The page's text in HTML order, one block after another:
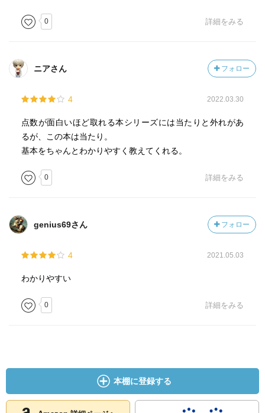
0 詳細をみる
ニアさん フォロー
4 2022.03.30
点数が面白いほど取れる本シリーズには当たりと外れがあ
るが、この本は当たり。
基本をちゃんとわかりやすく教えてくれる。
0 詳細をみる
genius69さん フォロー
4 2021.05.03
わかりやすい
0 詳細をみる
本棚に登録する